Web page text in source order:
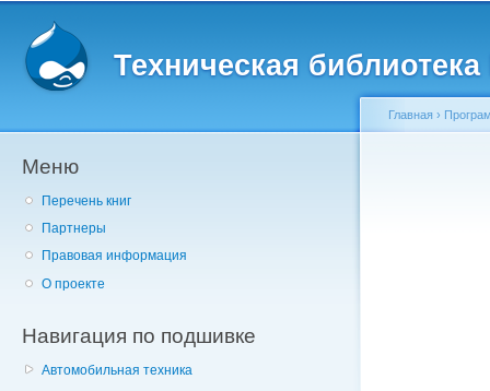
Техническая
Меню
Перечень книг
Партнеры
Правовая информация
О проекте
Навигация по подшивке
Автомобильная техника
Главная ›